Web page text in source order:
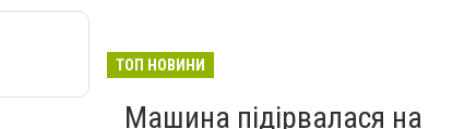
ТОП НОВИНИ
Машина підірвалася на